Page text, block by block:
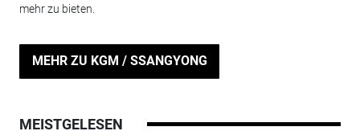
mehr zu bieten.
MEHR ZU KGM / SSANGYONG
MEISTGELESEN